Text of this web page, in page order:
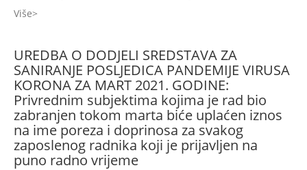
Više
UREDBA O DODJELI SREDSTAVA ZA
SANIRANJE POSLJEDICA PANDEMIJE VIRUSA
KORONA ZA MART 2021. GODINE:
Privrednim subjektima kojima je rad bio
zabranjen tokom marta biće uplaćen iznos
na ime poreza i doprinosa za svakog
zaposlenog radnika koji je prijavljen na
puno radno vrijeme